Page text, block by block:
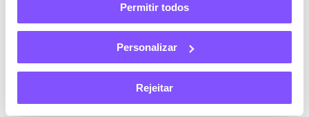
Permitir todos
Personalizar
Rejeitar
Contras do Prolific
pode variar de um dia para o outro
Usuários fora das principais
regiões de pesquisa ou fora podem